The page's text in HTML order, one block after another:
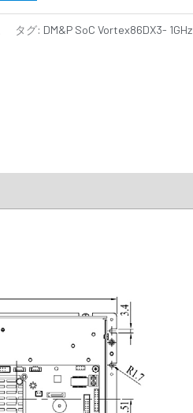
タグ: DM&P SoC Vortex86DX3- 1GHz